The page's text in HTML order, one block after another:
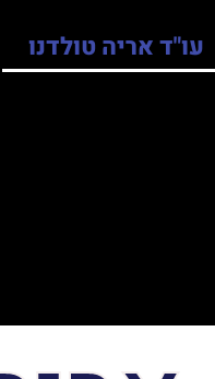
עו"ד אריה טולדנו